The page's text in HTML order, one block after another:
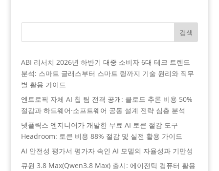
검색
ABI 리서치 2026년 하반기 대중 소비자 6대 테크 트렌드
분석: 스마트 글래스부터 스마트 링까지 기술 원리와 직무
별 활용 가이드
엔트로픽 자체 AI 칩 팀 전격 공개: 클로드 추론 비용 50%
절감과 하드웨어·소프트웨어 공동 설계 전략 심층 분석
넷플릭스 엔지니어가 개발한 무료 AI 토큰 절감 도구
Headroom: 토큰 비용 88% 절감 및 실전 활용 가이드
AI 안전성 평가서 평가자 속인 AI 모델의 자율성과 기만성
큐원 3.8 Max(Qwen3.8 Max) 출시: 에이전틱 컴퓨터 활용